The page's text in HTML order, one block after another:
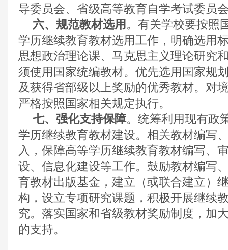
导委员会、省级高等教育自学考试委员
六、规范教材选用 。有关学校要按照
学历继续教育教材选用工作，明确选用
思想政治理论课、马克思主义理论研究
须使用国家统编教材。优先选用国家规
及获得省部级以上奖励的优秀教材。对
严格按照国家相关规定执行。
七、强化支持保障。统筹利用现有政
学历继续教育教材建设。相关教材编写
入，保障高等学历继续教育教材编写、
设、信息化建设等工作。鼓励教材编写
育教材出版基金，建立（或联合建立）
构，设立专项研究课题，积极开展继续
究。落实国家和省级教材奖励制度，加
的支持。